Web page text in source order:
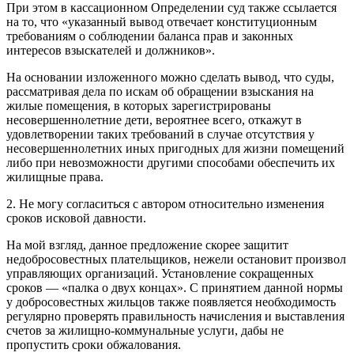
При этом в кассационном Определении суд также ссылается
на то, что «указанный вывод отвечает конституционным
требованиям о соблюдении баланса прав и законных
интересов взыскателей и должников».
На основании изложенного можно сделать вывод, что суды,
рассматривая дела по искам об обращении взыскания на
жилые помещения, в которых зарегистрированы
несовершеннолетние дети, вероятнее всего, откажут в
удовлетворении таких требований в случае отсутствия у
несовершеннолетних иных пригодных для жизни помещений
либо при невозможности другими способами обеспечить их
жилищные права.
2. Не могу согласиться с автором относительно изменения
сроков исковой давности.
На мой взгляд, данное предложение скорее защитит
недобросовестных плательщиков, нежели остановит произвол
управляющих организаций. Установление сокращенных
сроков — «палка о двух концах». С принятием данной нормы
у добросовестных жильцов также появляется необходимость
регулярно проверять правильность начисления и выставления
счетов за жилищно-коммунальные услуги, дабы не
пропустить сроки обжалования.